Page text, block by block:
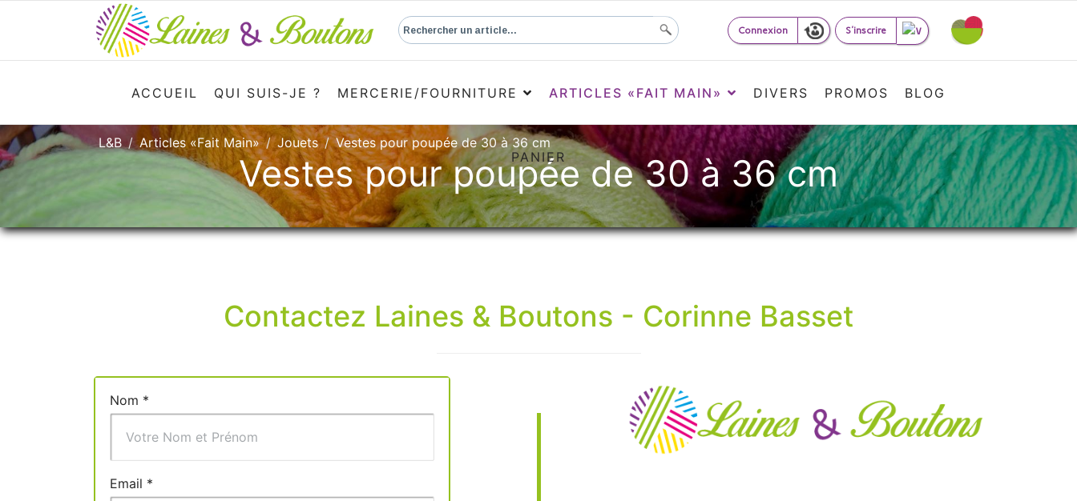
Connexion S'inscrire
ACCUEIL QUI SUIS-JE ? MERCERIE/FOURNITURE ARTICLES «FAIT MAIN» DIVERS PROMOS BLOG
PANIER
L&B Articles «Fait Main» Jouets Vestes pour poupée de 30 à 36 cm
Vestes pour poupée de 30 à 36 cm
Contactez Laines & Boutons - Corinne Basset
Nom *
Email *